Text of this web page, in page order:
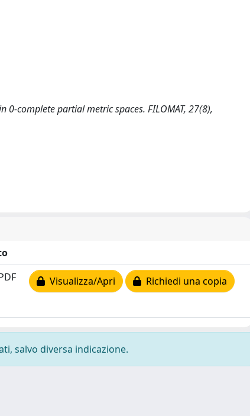
0-complete partial metric spaces. FILOMAT, 27(8),
Visualizza/Apri Richiedi una copia
salvo diversa indicazione.